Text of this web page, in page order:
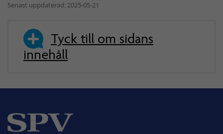
Senast uppdaterad: 2025-05-21
Tyck till om sidans
innehåll